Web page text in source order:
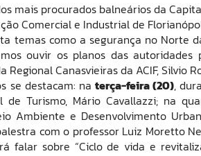
mais procurados balneários da
Comercial e Industrial de
temas como a segurança no Norte
ouvir os planos das autoridades
Canasvieiras da ACIF, Silvio
se destacam: naterça-feira (20),
Turismo, Mário Cavallazzi; na
Ambiente e Desenvolvimento
com o professor Luiz Moretto
falar sobre “Ciclo de vida e